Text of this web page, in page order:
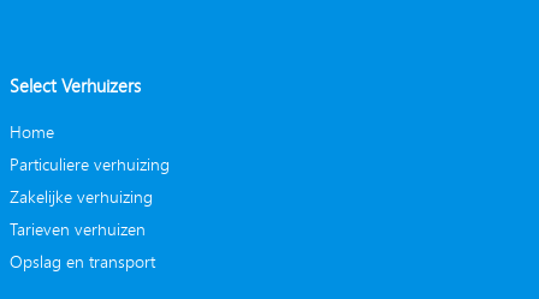
Select Verhuizers
Home
Particuliere verhuizing
Zakelijke verhuizing
Tarieven verhuizen
Opslag en transport